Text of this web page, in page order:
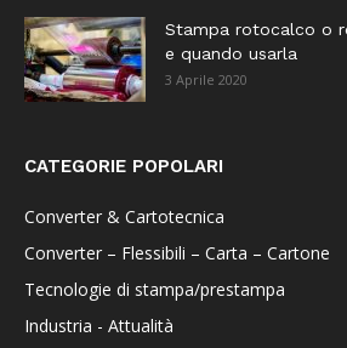
Stampa rotocalco o
e quando usarla
3 Aprile 2020
CATEGORIE POPOLARI
Converter & Cartotecnica
Converter – Flessibili – Carta – Cartone
Tecnologie di stampa/prestampa
Industria - Attualità